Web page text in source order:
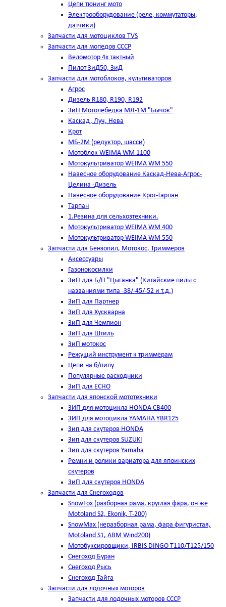
Цепи тюнинг мото
Электрооборудование (реле, коммутаторы,
датчики)
Запчасти для мотоциклов TVS
Запчасти для мопедов СССР
Веломотор 4х тактный
Пилот ЗиД50, ЗиД
Запчасти для мотоблоков, культиваторов
Агрос
Дизель R180, R190, R192
ЗиП Мотолебедка МЛ-1М "Бычок"
Каскад, Луч, Нева
Крот
МБ-2М (редуктор, шасси)
Мотоблок WEIMA WM 1100
Мотокультриватор WEIMA WM 550
Навесное оборудование Каскад-Нева-Агрос-
Целина -Дизель
Навесное оборудование Крот-Тарпан
Тарпан
1.Резина для сельхозтехники.
Мотокультриватор WEIMA WM 400
Мотокультриватор WEIMA WM 550
Запчасти для Бензопил, Мотокос, Триммеров
Аксессуары
Газонокосилки
ЗиП для Б/П "Цыганка" (Китайские пилы с
названиями типа -38/-45/-52 и т.д.)
ЗиП для Партнер
ЗиП для Хускварна
ЗиП для Чемпион
ЗиП для Штиль
ЗиП мотокос
Режущий инструмент к триммерам
Цепи на б/пилу
Популярные расходники
ЗиП для ЕСНО
Запчасти для японской мототехники
ЗИП для мотоцикла HONDA CB400
ЗИП для мотоцикла YAMAHA YBR125
Зип для скутеров HONDA
Зип для скутеров SUZUKI
Зип для скутеров Yamaha
Ремни и ролики вариатора для япоинских
скутеров
ЗиП для скутеров HONDA
Запчасти для Снегоходов
SnowFox (разборная рама, круглая фара, он же
Motoland S2, Ekonik, T-200)
SnowMax (неразборная рама, фара фигуристая,
Motoland S1, ABM Wind200)
Мотобуксировщики, IRBIS DINGO Т110/Т125/150
Снегоход Буран
Снегоход Рысь
Снегоход Тайга
Запчасти для лодочных моторов
Запчасти для лодочных моторов СССР